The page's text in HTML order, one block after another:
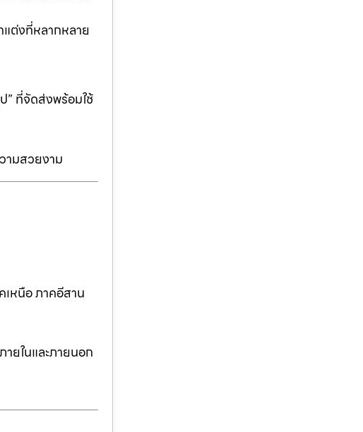
แต่งที่หลากหลาย
” ที่จัดส่งพร้อมใช้
ามสวยงาม
หนือ ภาคอีสาน
ยในและภายนอก